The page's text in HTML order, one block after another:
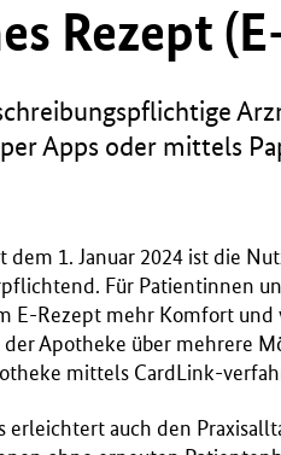
Rezept
Apps oder mittels
dem 1. Januar 2024 ist die
Für Patientinnen
E-Rezept mehr Komfort und
der Apotheke über mehrere
mittels CardLink-
erleichtert auch den